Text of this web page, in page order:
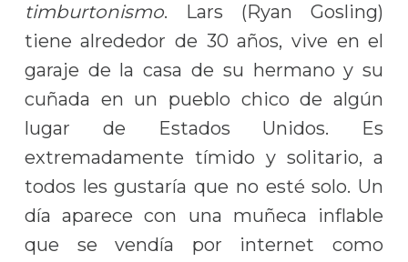
timburtonismo. Lars (Ryan Gosling)
tiene alrededor de 30 años, vive en el
garaje de la casa de su hermano y su
cuñada en un pueblo chico de algún
lugar de Estados Unidos. Es
extremadamente tímido y solitario, a
todos les gustaría que no esté solo. Un
día aparece con una muñeca inflable
que se vendía por internet como